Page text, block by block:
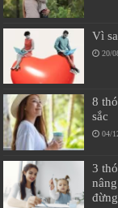
Vì
20/
8
sắc
04/
3